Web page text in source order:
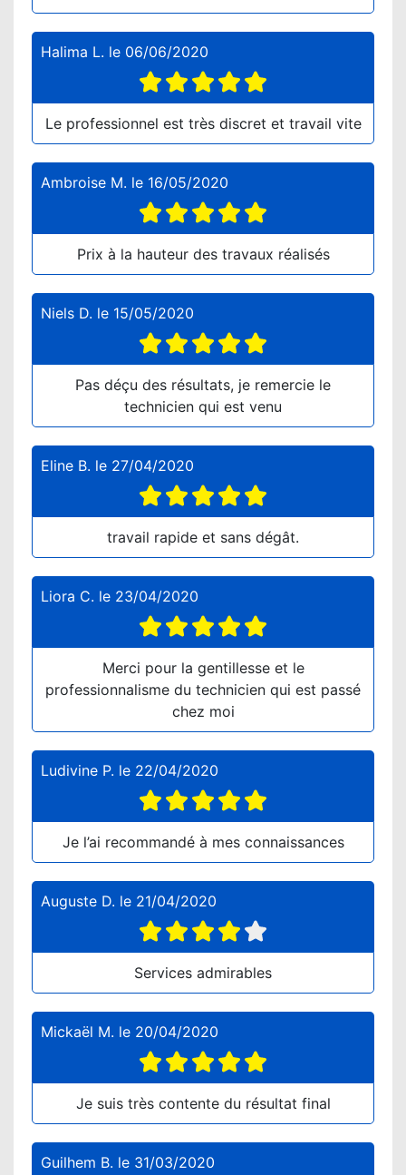
Halima L. le 06/06/2020
Le professionnel est très discret et travail vite
Ambroise M. le 16/05/2020
Prix à la hauteur des travaux réalisés
Niels D. le 15/05/2020
Pas déçu des résultats, je remercie le
technicien qui est venu
Eline B. le 27/04/2020
travail rapide et sans dégât.
Liora C. le 23/04/2020
Merci pour la gentillesse et le
professionnalisme du technicien qui est passé
chez moi
Ludivine P. le 22/04/2020
Je l’ai recommandé à mes connaissances
Auguste D. le 21/04/2020
Services admirables
Mickaël M. le 20/04/2020
Je suis très contente du résultat final
Guilhem B. le 31/03/2020